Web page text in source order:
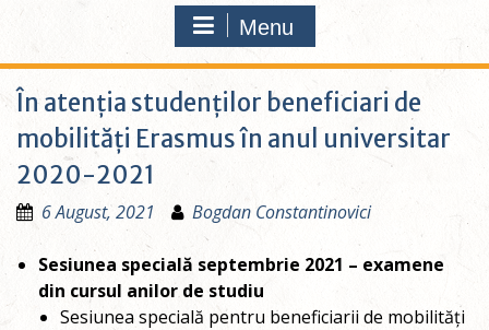
Menu
În atenția studenților beneficiari de
mobilități Erasmus în anul universitar
2020-2021
6 August, 2021 Bogdan Constantinovici
Sesiunea specială septembrie 2021 – examene
din cursul anilor de studiu
Sesiunea specială pentru beneficiarii de mobilități